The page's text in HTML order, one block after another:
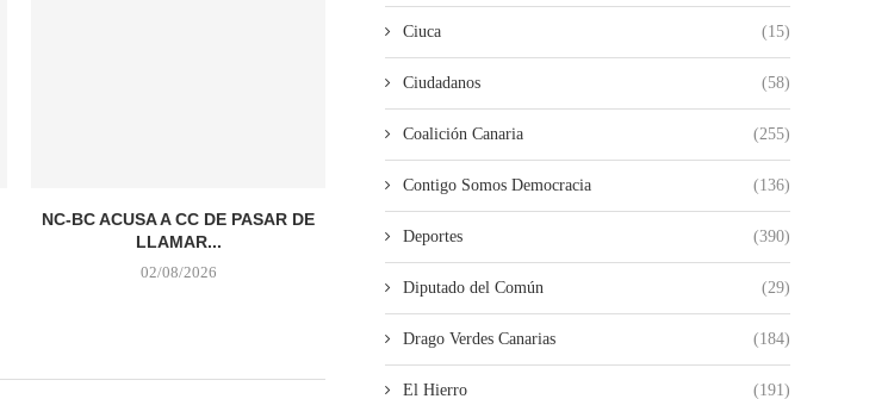
NC-BC ACUSA A CC DE PASAR DE
LLAMAR...
02/08/2026
SUSPENDE EN IGUALDAD
ARRANCA CON
Ciuca (15)
Ciudadanos (58)
Coalición Canaria (255)
Contigo Somos Democracia (136)
Deportes (390)
Diputado del Común (29)
Drago Verdes Canarias (184)
El Hierro (191)